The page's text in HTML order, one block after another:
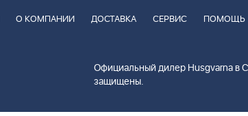
О КОМПАНИИ ДОСТАВКА СЕРВИС ПОМОЩЬ
Официальный дилер Husgvarna в
защищены.